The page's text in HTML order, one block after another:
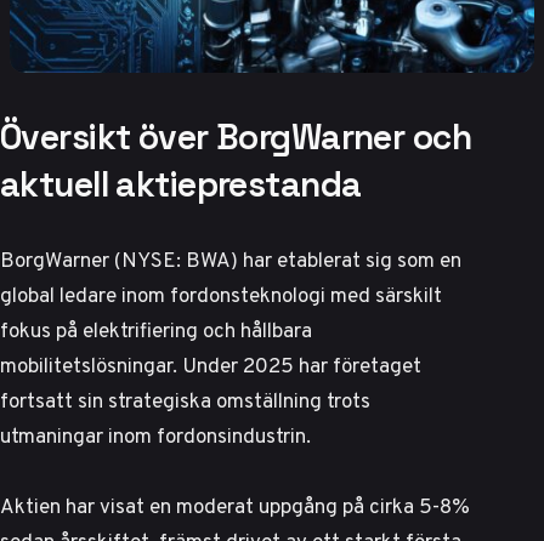
Översikt över BorgWarner och
aktuell aktieprestanda
BorgWarner (NYSE: BWA) har etablerat sig som en
global ledare inom fordonsteknologi med särskilt
fokus på elektrifiering och hållbara
mobilitetslösningar. Under 2025 har företaget
fortsatt sin strategiska omställning trots
utmaningar inom fordonsindustrin.
Aktien har visat en moderat uppgång på cirka 5-8%